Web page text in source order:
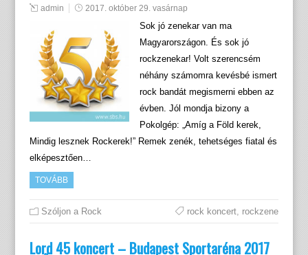
admin 2017. október 29. vasárnap
Sok jó zenekar van ma
Magyarországon. És sok jó
rockzenekar! Volt szerencsém
néhány számomra kevésbé ismert
rock bandát megismerni ebben az
évben. Jól mondja bizony a
Pokolgép: „Amíg a Föld kerek,
Mindig lesznek Rockerek!” Remek zenék, tehetséges fiatal és
elképesztően…
TOVÁBB
Szóljon a Rock rock koncert, rockzene
Lord 45 koncert – Budapest Sportaréna 2017